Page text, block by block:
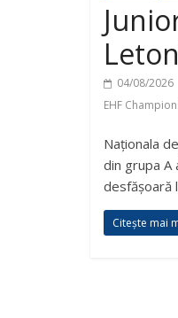
04/08/2026
EHF
Naționala
din grupa A
desfășoară
Citește mai